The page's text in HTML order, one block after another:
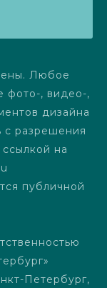
Любое
фото-, видео-,
дизайна
с разрешения
на
публичной
Петербург,